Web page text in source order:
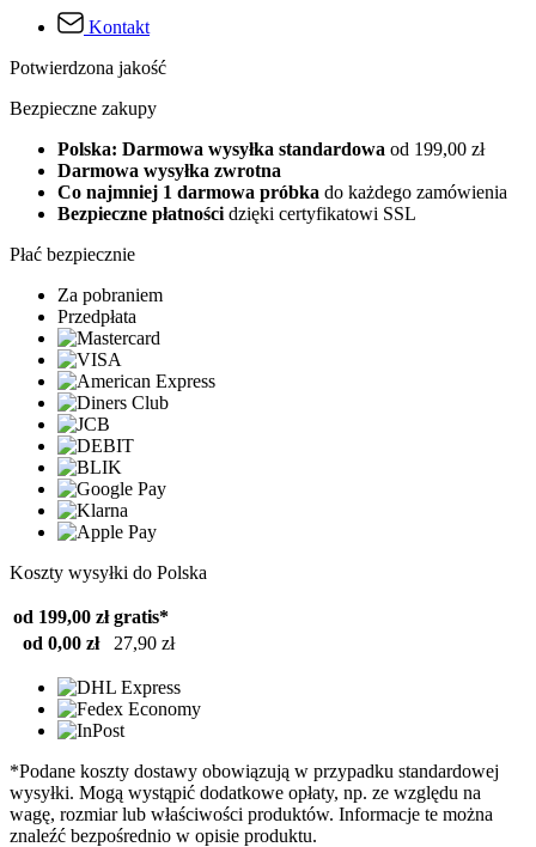
Kontakt
Potwierdzona jakość
Bezpieczne zakupy
Polska: Darmowa wysyłka standardowa od 199,00 zł
Darmowa wysyłka zwrotna
Co najmniej 1 darmowa próbka do każdego zamówienia
Bezpieczne płatności dzięki certyfikatowi SSL
Płać bezpiecznie
Za pobraniem
Przedpłata
Koszty wysyłki do Polska
od 199,00 zł gratis*
od 0,00 zł
27,90 zł
*Podane koszty dostawy obowiązują w przypadku standardowej
wysyłki. Mogą wystąpić dodatkowe opłaty, np. ze względu na
wagę, rozmiar lub właściwości produktów. Informacje te można
znaleźć bezpośrednio w opisie produktu.